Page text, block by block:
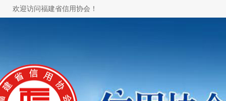
欢迎访问福建省信用协会！